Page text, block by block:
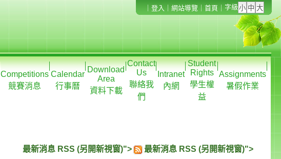
登入 網站導覽 首頁 字級
Competitions
競賽消息
Calendar
行事曆
Download
Area
資料下載
Contact
Us
聯絡我
們
Intranet
內網
Student
Rights
學生權
益
Assignments
暑假作業
最新消息 RSS (另開新視窗)"> 最新消息 RSS (另開新視窗)">